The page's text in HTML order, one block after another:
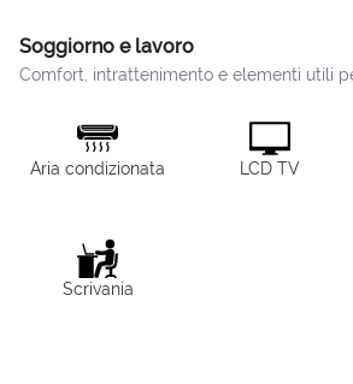
Soggiorno e lavoro
Comfort, intrattenimento e elementi utili
Aria condizionata LCD TV
Scrivania